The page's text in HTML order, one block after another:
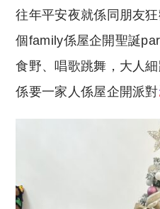
往年平安夜就係同朋友
個family係屋企開聖誕
食野、唱歌跳舞，大人
係要一家人係屋企開派對